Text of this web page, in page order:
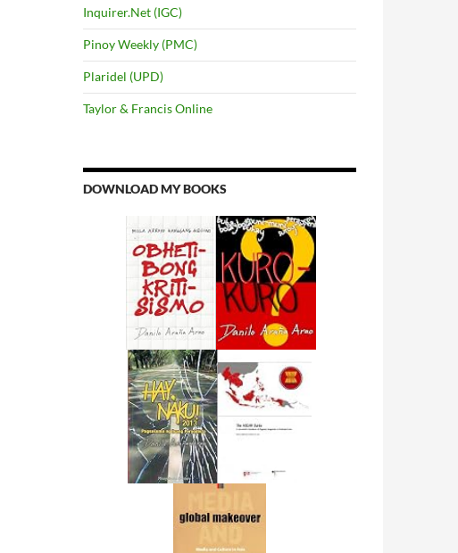
Inquirer.Net (IGC)
Pinoy Weekly (PMC)
Plaridel (UPD)
Taylor & Francis Online
DOWNLOAD MY BOOKS